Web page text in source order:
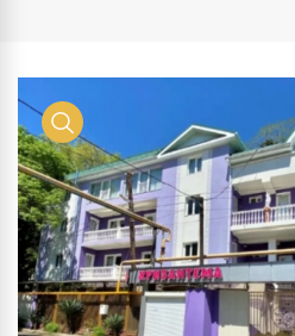
Просмотр